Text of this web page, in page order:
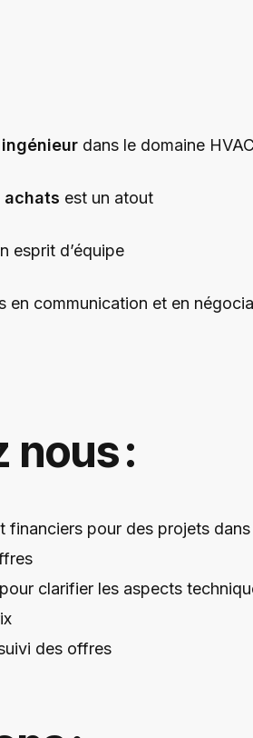
dans le domaine
achats est un atout
esprit d’équipe
en communication et en
nous :
pour des projets
clarifier les aspects
des offres